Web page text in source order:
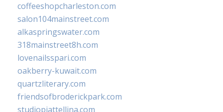
coffeeshopcharleston.com
salon104mainstreet.com
alkaspringswater.com
318mainstreet8h.com
lovenailsspari.com
oakberry-kuwait.com
quartzliterary.com
friendsofbroderickpark.com
studiopiattellina.com